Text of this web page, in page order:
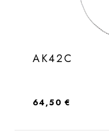
AK42C
Regulärer Preis:
64,50 €